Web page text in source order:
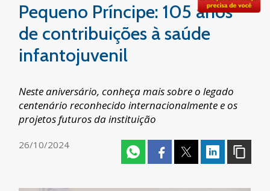
Pequeno Príncipe: 105 anos
de contribuições à saúde
infantojuvenil
Neste aniversário, conheça mais sobre o legado
centenário reconhecido internacionalmente e os
projetos futuros da instituição
26/10/2024